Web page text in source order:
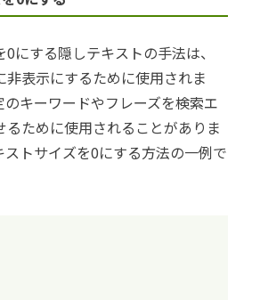
にする隠しテキストの手法は、
非表示にするために使用されま
のキーワードやフレーズを検索エ
るために使用されることがありま
ストサイズを0にする方法の一例で